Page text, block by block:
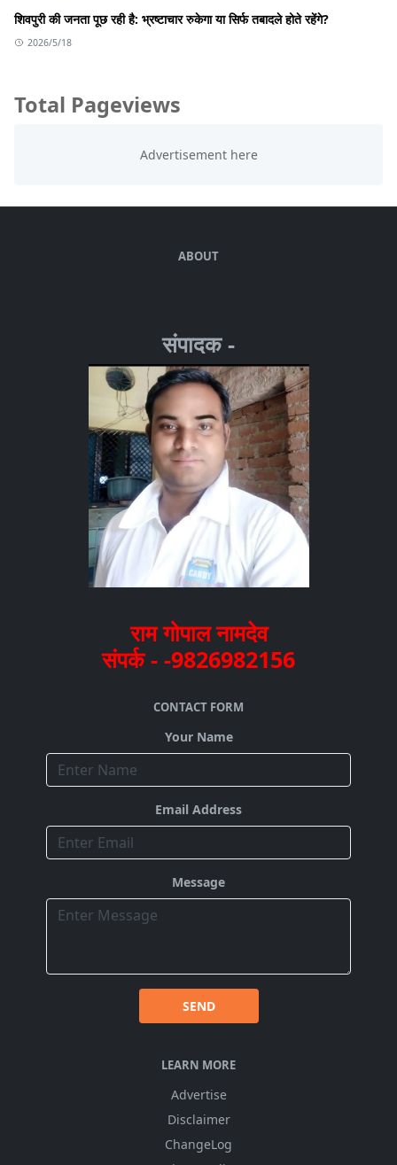
शिवपुरी की जनता पूछ रही है: भ्रष्टाचार रुकेगा या सिर्फ तबादले होते रहेंगे?
2026/5/18
Total Pageviews
ABOUT
संपादक -
राम गोपाल नामदेव
संपर्क - -9826982156
CONTACT FORM
Your Name
Email Address
Message
SEND
LEARN MORE
Advertise
Disclaimer
ChangeLog